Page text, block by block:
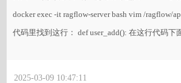
docker exec -it ragflow-server bash vim /ragflow/
代码里找到这行： def user_add(): 在这行代码下
2025-03-09 10:47:11